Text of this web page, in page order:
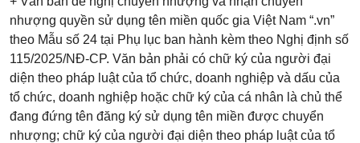
nhượng quyền sử dụng tên miền quốc gia Việt Nam “.vn”
theo Mẫu số 24 tại Phụ lục ban hành kèm theo Nghị định số
115/2025/NĐ-CP. Văn bản phải có chữ ký của người đại
diện theo pháp luật của tổ chức, doanh nghiệp và dấu của
tổ chức, doanh nghiệp hoặc chữ ký của cá nhân là chủ thể
đang đứng tên đăng ký sử dụng tên miền được chuyển
nhượng; chữ ký của người đại diện theo pháp luật của tổ